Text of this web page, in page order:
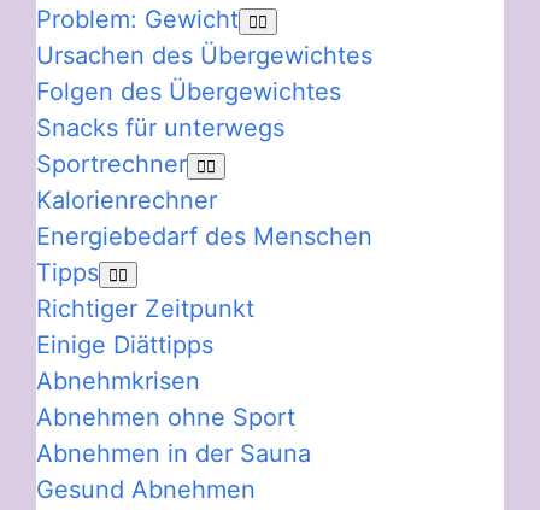
Problem: Gewicht
Ursachen des Übergewichtes
Folgen des Übergewichtes
Snacks für unterwegs
Sportrechner
Kalorienrechner
Energiebedarf des Menschen
Tipps
Richtiger Zeitpunkt
Einige Diättipps
Abnehmkrisen
Abnehmen ohne Sport
Abnehmen in der Sauna
Gesund Abnehmen